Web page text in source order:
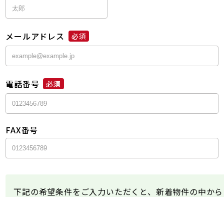
メールアドレス 必須
電話番号 必須
FAX番号
下記の希望条件をご入力いただくと、新着物件の中から